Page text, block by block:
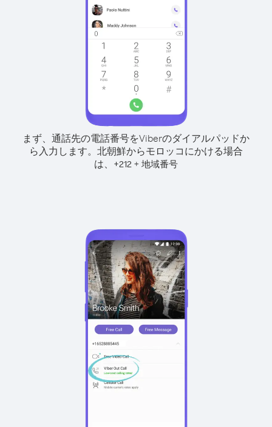
まず、通話先の電話番号をViberのダイアルパッドか
ら入力します。 北朝鮮からモロッコにかける場合
は、 +212 + 地域番号